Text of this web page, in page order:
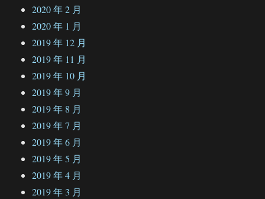
2020 年 2 月
2020 年 1 月
2019 年 12 月
2019 年 11 月
2019 年 10 月
2019 年 9 月
2019 年 8 月
2019 年 7 月
2019 年 6 月
2019 年 5 月
2019 年 4 月
2019 年 3 月